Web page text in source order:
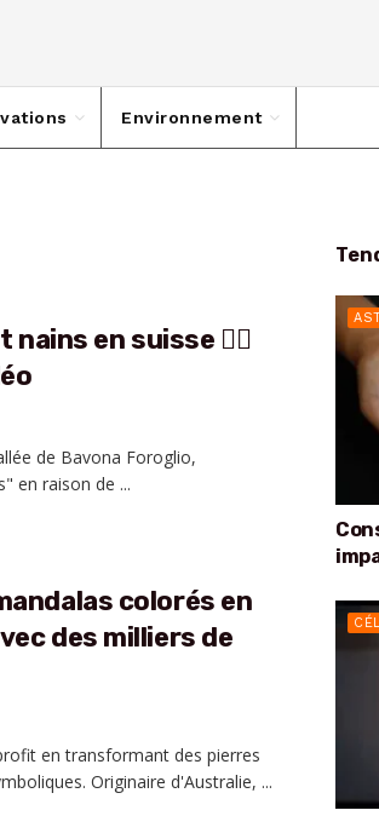
Environnement
nains en suisse 🧙‍♂️
de Bavona Foroglio,
en raison de ...
colorés en
des milliers de
en transformant des pierres
Originaire d'Australie, ...